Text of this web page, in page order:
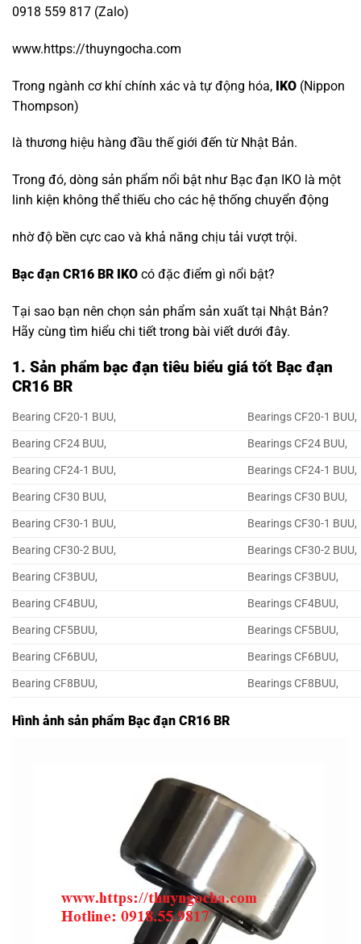
0918 559 817 (Zalo)
www.https://thuyngocha.com
Trong ngành cơ khí chính xác và tự động hóa, IKO (Nippon
Thompson)
là thương hiệu hàng đầu thế giới đến từ Nhật Bản.
Trong đó, dòng sản phẩm nổi bật như Bạc đạn IKO là một
linh kiện không thể thiếu cho các hệ thống chuyển động
nhờ độ bền cực cao và khả năng chịu tải vượt trội.
Bạc đạn CR16 BR IKO có đặc điểm gì nổi bật?
Tại sao bạn nên chọn sản phẩm sản xuất tại Nhật Bản?
Hãy cùng tìm hiểu chi tiết trong bài viết dưới đây.
1. Sản phẩm bạc đạn tiêu biểu giá tốt Bạc đạn
CR16 BR
Bearing CF20-1 BUU,
Bearings CF20-1 BUU,
Bearing CF24 BUU,
Bearings CF24 BUU,
Bearing CF24-1 BUU,
Bearings CF24-1 BUU,
Bearing CF30 BUU,
Bearings CF30 BUU,
Bearing CF30-1 BUU,
Bearings CF30-1 BUU,
Bearing CF30-2 BUU,
Bearings CF30-2 BUU,
Bearing CF3BUU,
Bearings CF3BUU,
Bearing CF4BUU,
Bearings CF4BUU,
Bearing CF5BUU,
Bearings CF5BUU,
Bearing CF6BUU,
Bearings CF6BUU,
Bearing CF8BUU,
Bearings CF8BUU,
Hình ảnh sản phẩm Bạc đạn CR16 BR